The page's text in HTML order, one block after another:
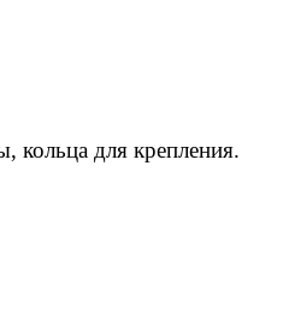
кольца для крепления.